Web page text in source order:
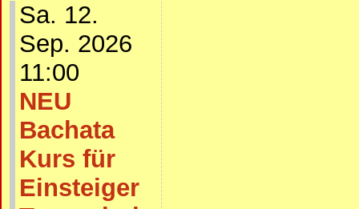
Sa. 12.
Sep. 2026
11:00
NEU
Bachata
Kurs für
Einsteiger